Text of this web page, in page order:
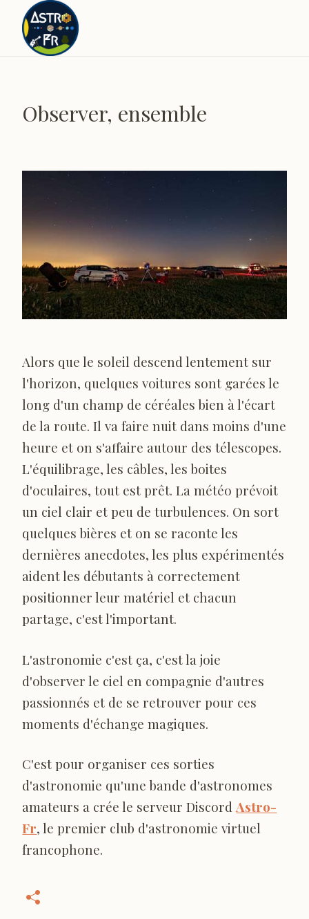
Observer, ensemble
Alors que le soleil descend lentement sur
l'horizon, quelques voitures sont garées le
long d'un champ de céréales bien à l'écart
de la route. Il va faire nuit dans moins d'une
heure et on s'affaire autour des télescopes.
L'équilibrage, les câbles, les boites
d'oculaires, tout est prêt. La météo prévoit
un ciel clair et peu de turbulences. On sort
quelques bières et on se raconte les
dernières anecdotes, les plus expérimentés
aident les débutants à correctement
positionner leur matériel et chacun
partage, c'est l'important.
L'astronomie c'est ça, c'est la joie
d'observer le ciel en compagnie d'autres
passionnés et de se retrouver pour ces
moments d'échange magiques.
C'est pour organiser ces sorties
d'astronomie qu'une bande d'astronomes
amateurs a crée le serveur DiscordAstro-
Fr, le premier club d'astronomie virtuel
francophone.